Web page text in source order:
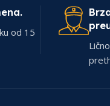
od 15